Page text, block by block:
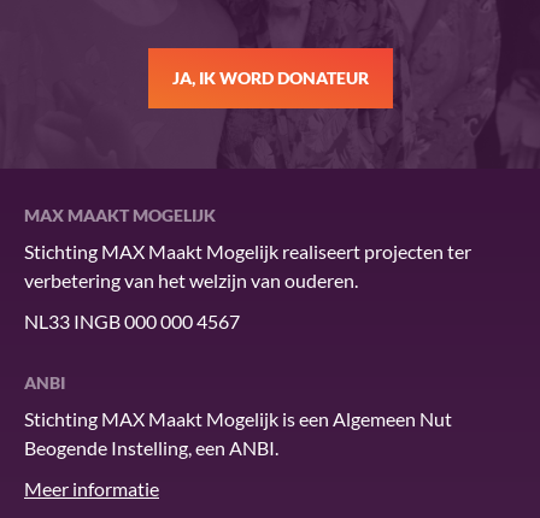
JA, IK WORD DONATEUR
MAX MAAKT MOGELIJK
Stichting MAX Maakt Mogelijk realiseert projecten ter
verbetering van het welzijn van ouderen.
NL33 INGB 000 000 4567
ANBI
Stichting MAX Maakt Mogelijk is een Algemeen Nut
Beogende Instelling, een ANBI.
Meer informatie